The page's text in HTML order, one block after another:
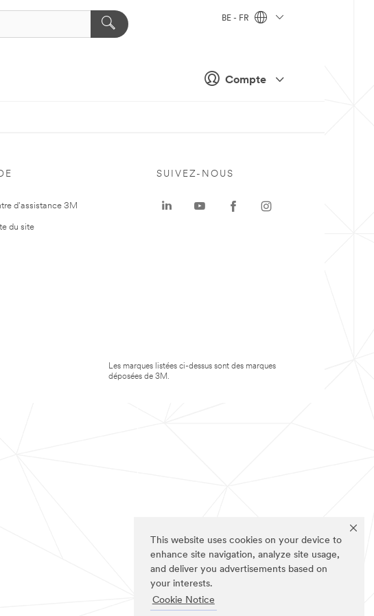
This website uses cookies on your device to
enhance site navigation, analyze site usage,
and deliver you advertisements based on
your interests.
Cookie Notice
Compte
BE - FR
d'assistance 3M
du site
SUIVEZ-NOUS
Les marques listées ci-dessus sont des marques
déposées de 3M.